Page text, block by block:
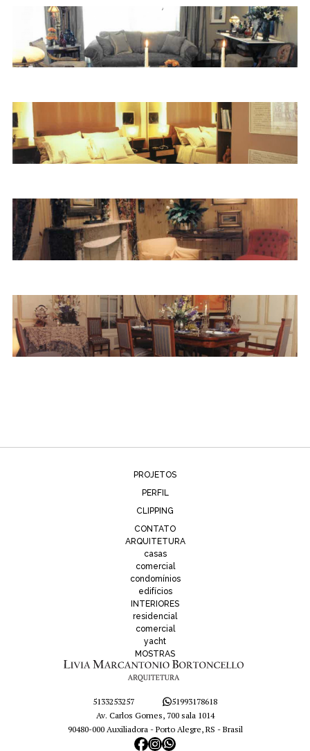
PROJETOS
PERFIL
CLIPPING
CONTATO
ARQUITETURA
casas
comercial
condomínios
edifícios
INTERIORES
residencial
comercial
yacht
MOSTRAS
5133253257
51993178618
Av. Carlos Gomes, 700 sala 1014
90480-000 Auxiliadora - Porto Alegre, RS - Brasil